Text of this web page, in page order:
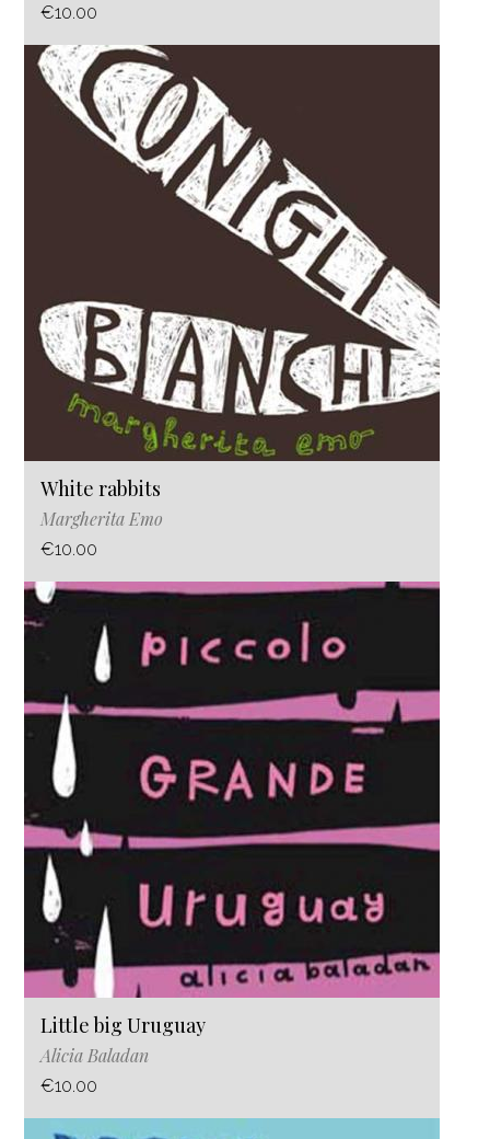
€10.00
White rabbits
Margherita Emo
€10.00
Little big Uruguay
Alicia Baladan
€10.00